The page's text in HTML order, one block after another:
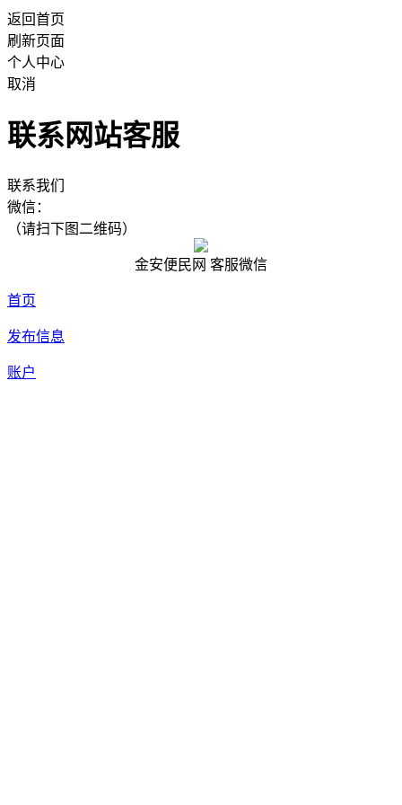
返回首页
刷新页面
个人中心
取消
联系网站客服
联系我们
微信：
（请扫下图二维码）
金安便民网 客服微信
首页
发布信息
账户